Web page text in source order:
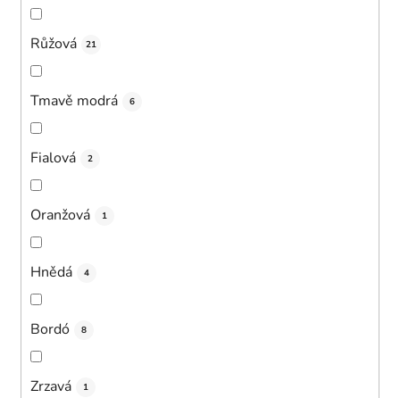
Růžová 21
Tmavě modrá 6
Fialová 2
Oranžová 1
Hnědá 4
Bordó 8
Zrzavá 1